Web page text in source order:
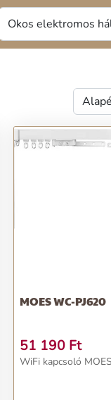
MOES WC-PJ620
51 190 Ft
WiFi kapcsoló